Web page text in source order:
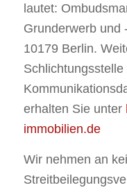
lautet:
Grunderwerb und
10179 Berlin.
erhalten Sie unter
immobilien.de
Wir nehmen an